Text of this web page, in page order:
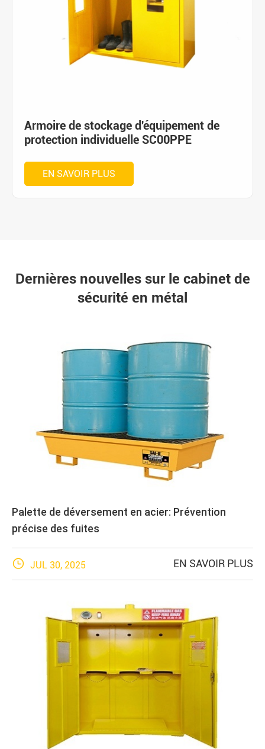
Armoire de stockage d'équipement de
protection individuelle SC00PPE
EN SAVOIR PLUS
Dernières nouvelles sur le cabinet de
sécurité en métal
Palette de déversement en acier: Prévention
précise des fuites
 JUL 30, 2025 EN SAVOIR PLUS